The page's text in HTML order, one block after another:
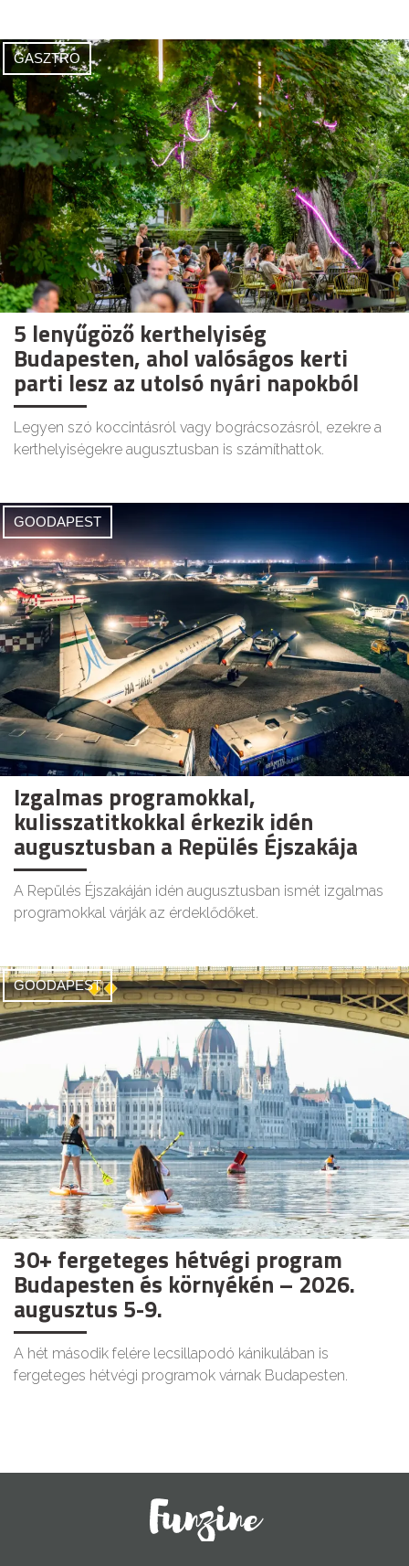
GASZTRO
5 lenyűgöző kerthelyiség
Budapesten, ahol valóságos kerti
parti lesz az utolsó nyári napokból
Legyen szó koccintásról vagy bográcsozásról, ezekre a
kerthelyiségekre augusztusban is számíthattok.
GOODAPEST
Izgalmas programokkal,
kulisszatitkokkal érkezik idén
augusztusban a Repülés Éjszakája
A Repülés Éjszakáján idén augusztusban ismét izgalmas
programokkal várják az érdeklődőket.
GOODAPEST
30+ fergeteges hétvégi program
Budapesten és környékén – 2026.
augusztus 5-9.
A hét második felére lecsillapodó kánikulában is
fergeteges hétvégi programok várnak Budapesten.